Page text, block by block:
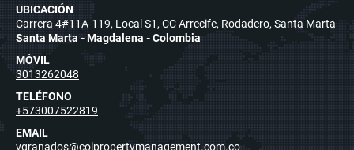
UBICACIÓN
Carrera 4#11A-119, Local S1, CC Arrecife, Rodadero, Santa Marta
Santa Marta - Magdalena - Colombia
MÓVIL
3013262048
TELÉFONO
+573007522819
EMAIL
vgranados@colpropertymanagement.com.co